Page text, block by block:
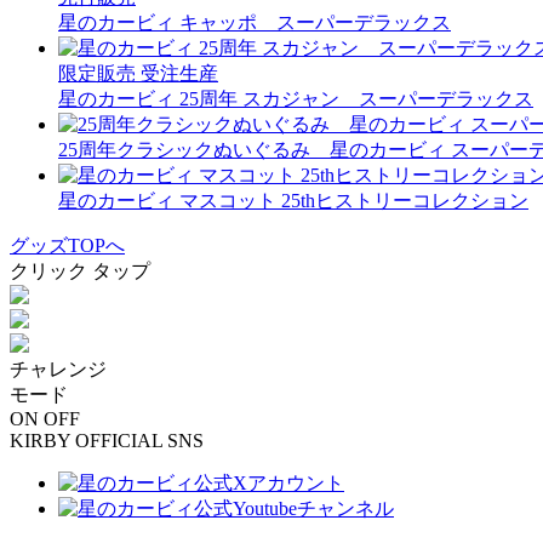
星のカービィ キャッポ スーパーデラックス
限定販売 受注生産
星のカービィ 25周年 スカジャン スーパーデラックス
25周年クラシックぬいぐるみ 星のカービィ スーパー
星のカービィ マスコット 25thヒストリーコレクション
グッズTOPへ
クリック タップ
チャレンジ
モード
ON OFF
KIRBY OFFICIAL SNS